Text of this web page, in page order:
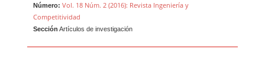
Número: Vol. 18 Núm. 2 (2016): Revista Ingeniería y
Competitividad
Sección Artículos de investigación